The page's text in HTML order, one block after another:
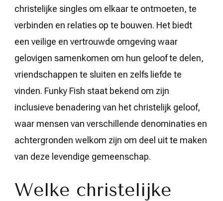
christelijke singles om elkaar te ontmoeten, te
verbinden en relaties op te bouwen. Het biedt
een veilige en vertrouwde omgeving waar
gelovigen samenkomen om hun geloof te delen,
vriendschappen te sluiten en zelfs liefde te
vinden. Funky Fish staat bekend om zijn
inclusieve benadering van het christelijk geloof,
waar mensen van verschillende denominaties en
achtergronden welkom zijn om deel uit te maken
van deze levendige gemeenschap.
Welke christelijke